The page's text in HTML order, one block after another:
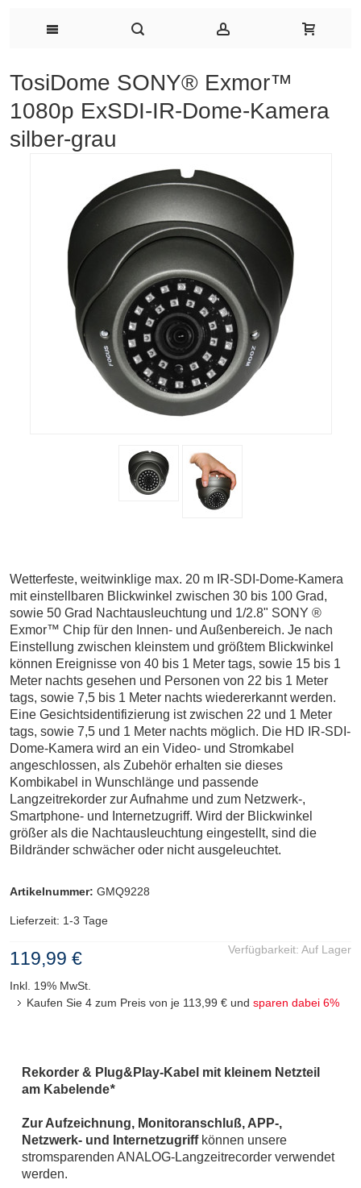
TosiDome SONY® Exmor™
1080p ExSDI-IR-Dome-Kamera
silber-grau
Wetterfeste, weitwinklige max. 20 m IR-SDI-Dome-Kamera
mit einstellbaren Blickwinkel zwischen 30 bis 100 Grad,
sowie 50 Grad Nachtausleuchtung und 1/2.8" SONY ®
Exmor™ Chip für den Innen- und Außenbereich. Je nach
Einstellung zwischen kleinstem und größtem Blickwinkel
können Ereignisse von 40 bis 1 Meter tags, sowie 15 bis 1
Meter nachts gesehen und Personen von 22 bis 1 Meter
tags, sowie 7,5 bis 1 Meter nachts wiedererkannt werden.
Eine Gesichtsidentifizierung ist zwischen 22 und 1 Meter
tags, sowie 7,5 und 1 Meter nachts möglich. Die HD IR-SDI-
Dome-Kamera wird an ein Video- und Stromkabel
angeschlossen, als Zubehör erhalten sie dieses
Kombikabel in Wunschlänge und passende
Langzeitrekorder zur Aufnahme und zum Netzwerk-,
Smartphone- und Internetzugriff. Wird der Blickwinkel
größer als die Nachtausleuchtung eingestellt, sind die
Bildränder schwächer oder nicht ausgeleuchtet.
Artikelnummer: GMQ9228
Lieferzeit: 1-3 Tage
Verfügbarkeit: Auf Lager
119,99 €
Inkl. 19% MwSt.
Kaufen Sie 4 zum Preis von je 113,99 € und sparen dabei 6%
Rekorder & Plug&Play-Kabel mit kleinem Netzteil
am Kabelende*
Zur Aufzeichnung, Monitoranschluß, APP-,
Netzwerk- und Internetzugriffkönnen unsere
stromsparenden ANALOG-Langzeitrecorder verwendet
werden.